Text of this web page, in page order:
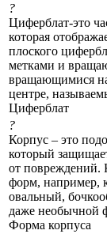
?
Циферблат-это
которая
плоского
метками и
вращающимися
центре,
Циферблат
?
Корпус – это
который
от повреждений.
форм, например,
овальный,
даже необычной
Форма корпуса